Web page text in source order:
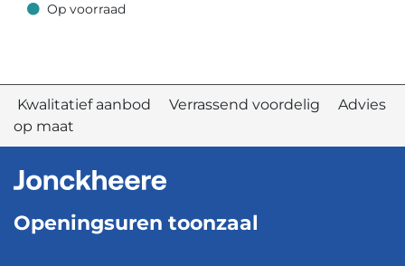
Op voorraad
Op voorraad
Kwalitatief aanbod Verrassend voordelig Advies
op maat
Openingsuren toonzaal